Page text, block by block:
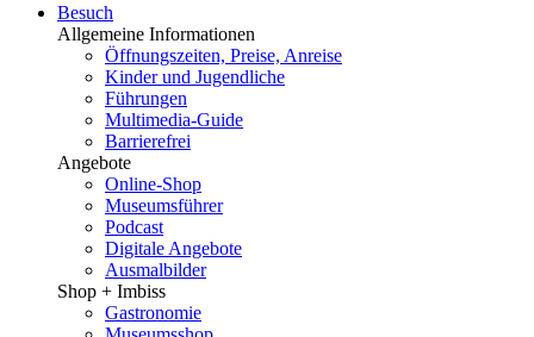
Besuch
Allgemeine Informationen
Öffnungszeiten, Preise, Anreise
Kinder und Jugendliche
Führungen
Multimedia-Guide
Barrierefrei
Angebote
Online-Shop
Museumsführer
Podcast
Digitale Angebote
Ausmalbilder
Shop + Imbiss
Gastronomie